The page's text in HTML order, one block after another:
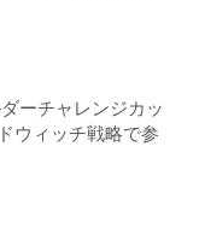
ーチャレンジカッ
ウィッチ戦略で参